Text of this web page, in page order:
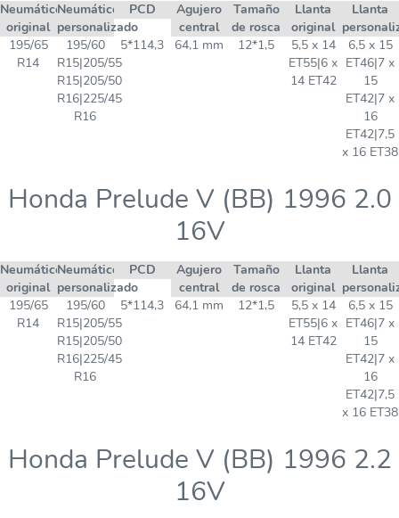
Neumático
original
Neumático
personalizado
PCD
Agujero
central
Tamaño
de rosca
Llanta
original
Llanta
195/65
R14
195/60
R15|205/55
R15|205/50
R16|225/45
R16
5*114,3 64,1 mm 12*1,5
5,5 x 14
ET55|6 x
14 ET42
6,5 x 15
ET46|7 x
15
ET42|7 x
16
ET42|7,5
x 16 ET38
Honda Prelude V (BB) 1996 2.0
16V
Neumático
original
Neumático
personalizado
PCD
Agujero
central
Tamaño
de rosca
Llanta
original
Llanta
195/65
R14
195/60
R15|205/55
R15|205/50
R16|225/45
R16
5*114,3 64,1 mm 12*1,5
5,5 x 14
ET55|6 x
14 ET42
6,5 x 15
ET46|7 x
15
ET42|7 x
16
ET42|7,5
x 16 ET38
Honda Prelude V (BB) 1996 2.2
16V